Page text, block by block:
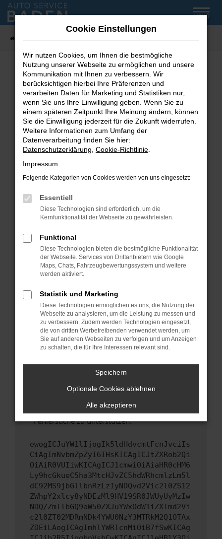
Zum
Hauptinhalt
MENÜ
Fehler: Network Error
Beim Laden ist ein Fehler aufgetreten.
Hier sind ein paar Tipps, die dir helfen können:
Überprüfe deine Firewall und deine
Internetverbindung.
Laden andere Webseiten, zum Beispiel deine
Suchmaschine?
Prüfe deine Browsererweiterungen.
können das Laden bestimmter Seiten
verhindern. Funktioniert die Seite in einem
Fenster?
Starte dein Gerät neu.
Das kann manchmal helfen, vorübergehende
Probleme zu beheben.
Betriebssystem auf dem neuesten Stand
sind.
Veraltete Software birgt nicht nur ein
Sicherheitsrisiko, sondern kann auch dazu
führen, dass bestimmte Funktionen nicht mehr
unterstützt werden.
Wende dich an den Webseitenbetreiber.
Wenn du alle oben genannten Schritte versucht
hast, kontaktiere uns bitte. Wir werden
uns diesen Text schicken, um uns bei der
Fehlersuche zu unterstützen:
ewogICJuYW1lIjogIk5ldHdvcmtFcnJvciIs
CiAgImNvbmZpZyI6IHsKICAgICJtZXRob2Qi
OiAiR0VUIiwKICAgICJ1cmwiOiAiaHR0cHM6
Ly9hcGkueC5ha3MtcHJvZC5hdWRhcmlzLm5l
dC92MS9jbGllbnRzLzIyNDQvd2Vic2l0ZS12
ZWhpY2xlcy8yNDEzMl9HV19SR0JWUyUyMzIw
NDQ/ZmllbGQ9aW50ZXJuYWxOdW1iZXImd2Vi
c2l0ZT02MDRmNDk4YWU0NzY3MTRkM2Q1OTAx
ZDEiLAogICAgImhlYWRlcnMiOiB7fSwKICAg
Cookie Einstellungen
Wir nutzen Cookies, um Ihnen die bestmögliche
Nutzung unserer Webseite zu ermöglichen und unsere
Kommunikation mit Ihnen zu verbessern. Wir
berücksichtigen hierbei Ihre Präferenzen und
verarbeiten Daten für Marketing und Statistiken nur,
wenn Sie uns Ihre Einwilligung geben. Wenn Sie zu
einem späteren Zeitpunkt Ihre Meinung ändern, können
Sie die Einwilligung jederzeit für die Zukunft widerrufen.
Weitere Informationen zum Umfang der
Datenverarbeitung finden Sie hier:
Datenschutzerklärung Cookie-Richtlinie
Impressum
Folgende Kategorien von Cookies werden von uns eingesetzt:
Essentiell
Diese Technologien sind erforderlich, um die
Kernfunktionalität der Webseite zu gewährleisten.
Funktional
Diese Technologien bieten die bestmögliche Funktionalität
der Webseite. Services von Drittanbietern wie Google
Maps, Chats, Fahrzeugbewertungssystem und weitere
werden aktiviert.
Statistik und Marketing
Diese Technologien ermöglichen es uns, die Nutzung der
Webseite zu analysieren, um die Leistung zu messen und
zu verbessern. Zudem werden Technologien eingesetzt,
die von dritten Werbetreibenden verwendet werden, um
Sie auf anderen Webseiten zu verfolgen und um Anzeigen
zu schalten, die für Ihre Interessen relevant sind.
Speichern
Optionale Cookies ablehnen
Alle akzeptieren